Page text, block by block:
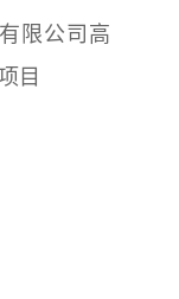
限公司高
目